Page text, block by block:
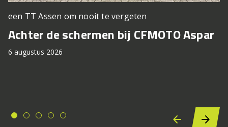
een TT Assen om nooit te vergeten
Achter de schermen bij CFMOTO Aspar
6 augustus 2026